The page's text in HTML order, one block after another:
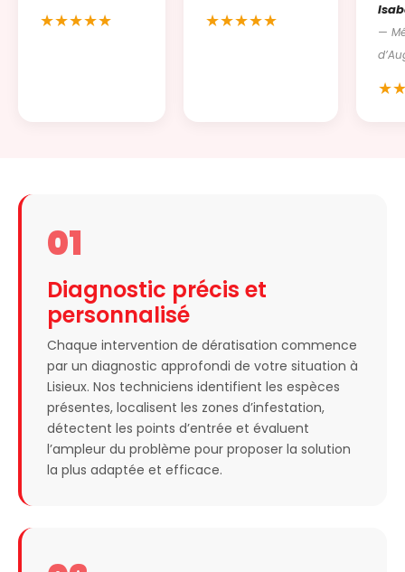
★★★★★ ★★★★★
—
01
Diagnostic précis et
personnalisé
Chaque intervention de dératisation commence
par un diagnostic approfondi de votre situation à
Lisieux. Nos techniciens identifient les espèces
présentes, localisent les zones d’infestation,
détectent les points d’entrée et évaluent
l’ampleur du problème pour proposer la solution
la plus adaptée et efficace.